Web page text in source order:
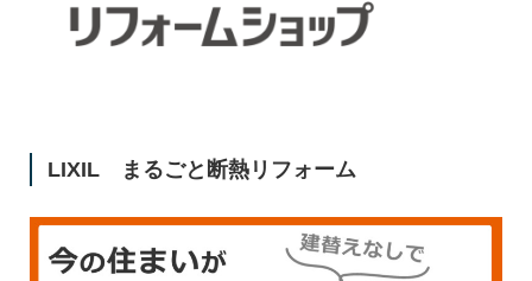
LIXIL まるごと断熱リフォーム